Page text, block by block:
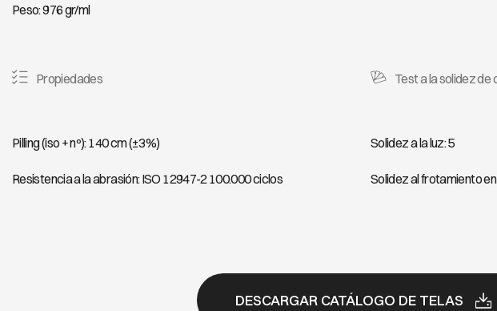
Peso: 976 gr/ml
Propiedades
Pilling (iso + nº): 140 cm (±3%)
Resistencia a la abrasión: ISO 12947-2 100.000 ciclos
Test a la solidez de
Solidez a la luz: 5
Solidez al frotamiento
DESCARGAR CATÁLOGO DE TELAS